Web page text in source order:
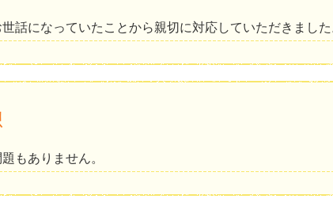
話になっていたことから親切に対応していただきました
もありません。